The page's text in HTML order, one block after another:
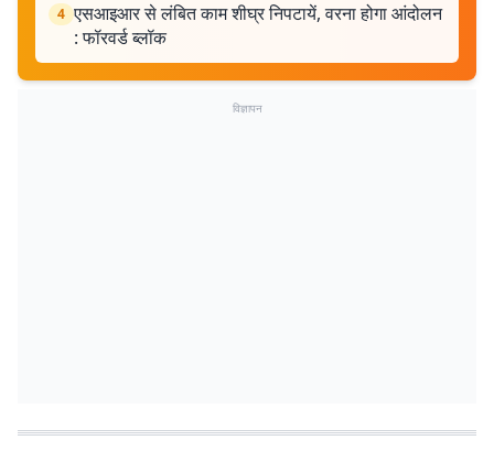
4 एसआइआर से लंबित काम शीघ्र निपटायें, वरना होगा आंदोलन
: फॉरवर्ड ब्लॉक
विज्ञापन